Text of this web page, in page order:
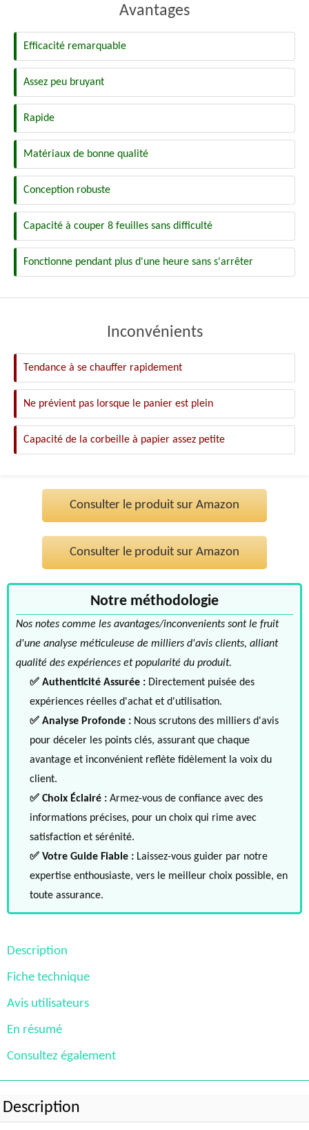
Avantages
Efficacité remarquable
Assez peu bruyant
Rapide
Matériaux de bonne qualité
Conception robuste
Capacité à couper 8 feuilles sans difficulté
Fonctionne pendant plus d'une heure sans s'arrêter
Inconvénients
Tendance à se chauffer rapidement
Ne prévient pas lorsque le panier est plein
Capacité de la corbeille à papier assez petite
Consulter le produit sur Amazon
Consulter le produit sur Amazon
Notre méthodologie
Nos notes comme les avantages/inconvenients sont le fruit
d'une analyse méticuleuse de milliers d'avis clients, alliant
qualité des expériences et popularité du produit.
✅ Authenticité Assurée : Directement puisée des
expériences réelles d'achat et d'utilisation.
✅ Analyse Profonde : Nous scrutons des milliers d'avis
pour déceler les points clés, assurant que chaque
avantage et inconvénient reflète fidèlement la voix du
client.
✅ Choix Éclairé : Armez-vous de confiance avec des
informations précises, pour un choix qui rime avec
satisfaction et sérénité.
✅ Votre Guide Fiable : Laissez-vous guider par notre
expertise enthousiaste, vers le meilleur choix possible, en
toute assurance.
Description
Fiche technique
Avis utilisateurs
En résumé
Consultez également
Description